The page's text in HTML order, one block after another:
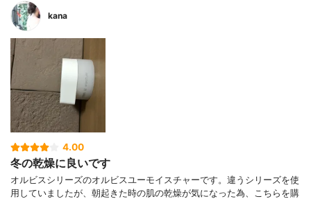
kana
4.00
冬の乾燥に良いです
オルビスシリーズのオルビスユーモイスチャーです。違うシリーズを使
用していましたが、朝起きた時の肌の乾燥が気になった為、こちらを購